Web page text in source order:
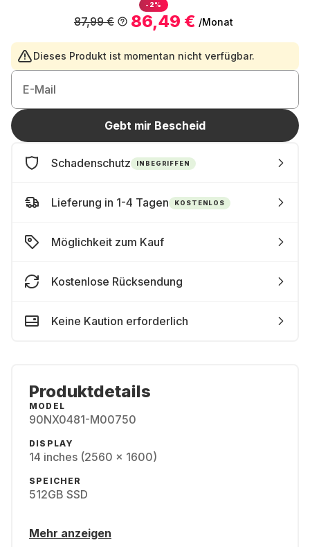
-2%
86,49 € /Monat
87,99 €
Dieses Produkt ist momentan nicht verfügbar.
E-Mail
Gebt mir Bescheid
Schadenschutz INBEGRIFFEN
Lieferung in 1-4 Tagen KOSTENLOS
Möglichkeit zum Kauf
Kostenlose Rücksendung
Keine Kaution erforderlich
Produktdetails
MODEL
90NX0481-M00750
DISPLAY
14 inches (2560 x 1600)
SPEICHER
512GB SSD
Mehr anzeigen